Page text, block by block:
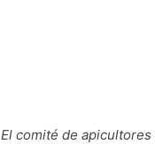
El comité de apicultores